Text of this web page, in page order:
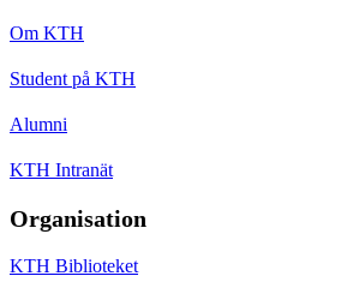
Om KTH
Student på KTH
Alumni
KTH Intranät
Organisation
KTH Biblioteket